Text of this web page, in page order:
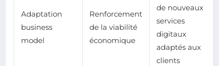
Adaptation
business
model
Renforcement
de la viabilité
économique
de nouveaux
services
digitaux
adaptés aux
clients